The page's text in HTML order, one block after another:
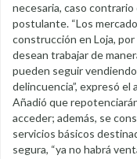
necesaria, caso
postulante. “Los
construcción en Loja,
desean trabajar de
pueden seguir
delincuencia”, expresó
Añadió que
acceder; además, se
servicios básicos
segura, “ya no habrá